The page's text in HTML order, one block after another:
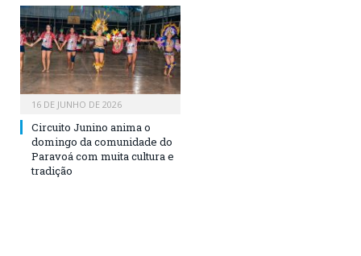
16 DE JUNHO DE 2026
Circuito Junino anima o
domingo da comunidade do
Paravoá com muita cultura e
tradição